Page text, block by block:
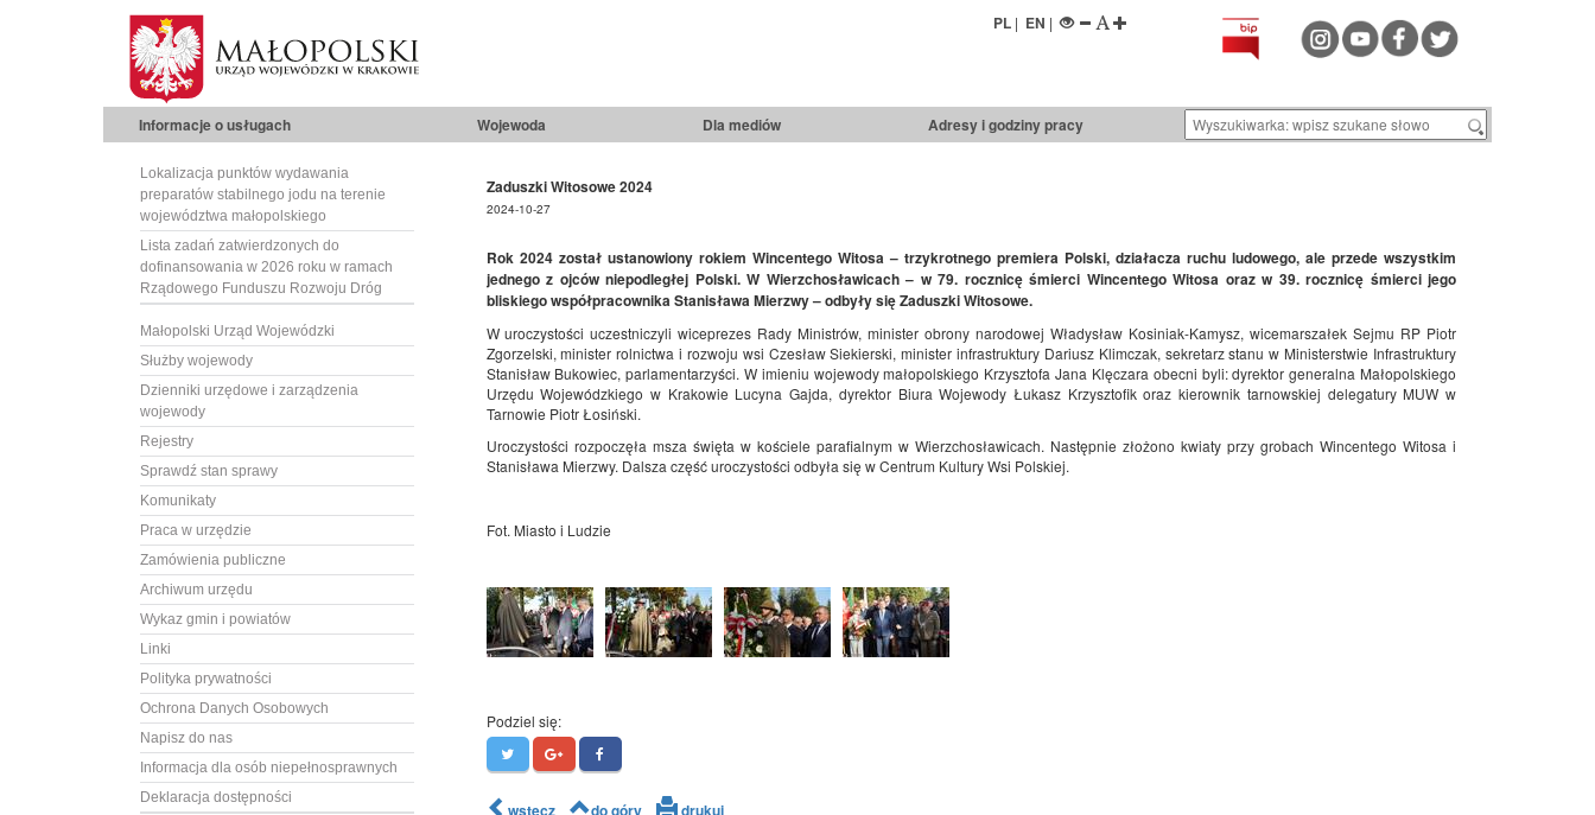
PL| EN |
Informacje o usługach Wojewoda Dla mediów Adresy i godziny pracy
Lokalizacja punktów wydawania
preparatów stabilnego jodu na terenie
województwa małopolskiego
Lista zadań zatwierdzonych do
dofinansowania w 2026 roku w ramach
Rządowego Funduszu Rozwoju Dróg
Małopolski Urząd Wojewódzki
Służby wojewody
Dzienniki urzędowe i zarządzenia
wojewody
Rejestry
Sprawdź stan sprawy
Komunikaty
Praca w urzędzie
Zamówienia publiczne
Archiwum urzędu
Wykaz gmin i powiatów
Linki
Polityka prywatności
Ochrona Danych Osobowych
Napisz do nas
Informacja dla osób niepełnosprawnych
Deklaracja dostępności
Zaduszki Witosowe 2024
2024-10-27
Rok 2024 został ustanowiony rokiem Wincentego Witosa – trzykrotnego premiera Polski, działacza ruchu ludowego, ale przede wszystkim
jednego z ojców niepodległej Polski. W Wierzchosławicach – w 79. rocznicę śmierci Wincentego Witosa oraz w 39. rocznicę śmierci jego
bliskiego współpracownika Stanisława Mierzwy – odbyły się Zaduszki Witosowe.
W uroczystości uczestniczyli wiceprezes Rady Ministrów, minister obrony narodowej Władysław Kosiniak-Kamysz, wicemarszałek Sejmu RP Piotr
Zgorzelski, minister rolnictwa i rozwoju wsi Czesław Siekierski, minister infrastruktury Dariusz Klimczak, sekretarz stanu w Ministerstwie Infrastruktury
Stanisław Bukowiec, parlamentarzyści. W imieniu wojewody małopolskiego Krzysztofa Jana Klęczara obecni byli: dyrektor generalna Małopolskiego
Urzędu Wojewódzkiego w Krakowie Lucyna Gajda, dyrektor Biura Wojewody Łukasz Krzysztofik oraz kierownik tarnowskiej delegatury MUW w
Tarnowie Piotr Łosiński.
Uroczystości rozpoczęła msza święta w kościele parafialnym w Wierzchosławicach. Następnie złożono kwiaty przy grobach Wincentego Witosa i
Stanisława Mierzwy. Dalsza część uroczystości odbyła się w Centrum Kultury Wsi Polskiej.
Fot. Miasto i Ludzie
Podziel się:
wstecz do góry drukuj